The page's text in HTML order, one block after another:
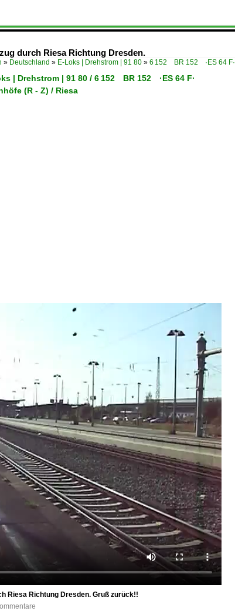
durch Riesa Richtung Dresden.
» Deutschland » E-Loks | Drehstrom | 91 80 » 6 152 BR 152 ·ES 64 F·
| Drehstrom | 91 80 / 6 152 BR 152 ·ES 64 F·
(R - Z) / Riesa
Riesa Richtung Dresden. Gruß zurück!!